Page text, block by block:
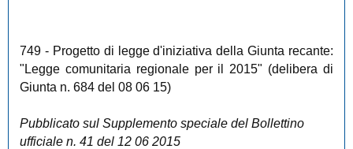
749 - Progetto di legge d'iniziativa della Giunta recante:
"Legge comunitaria regionale per il 2015" (delibera di
Giunta n. 684 del 08 06 15)
Pubblicato sul Supplemento speciale del Bollettino
ufficiale n. 41 del 12 06 2015